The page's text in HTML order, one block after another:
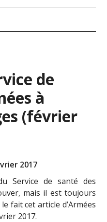
de
à
(février
2017
Service de santé des
mais il est toujours
fait cet article d’Armées
2017.